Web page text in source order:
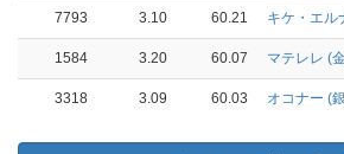
7793 3.10 60.21 キケ・エル
1584 3.20 60.07 マテレレ (
3318 3.09 60.03 オコナー (